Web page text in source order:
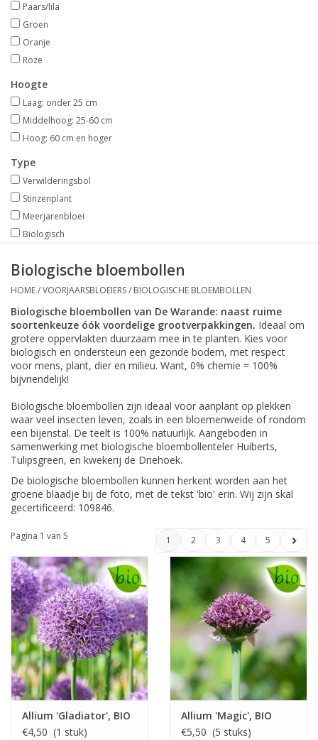
Paars/lila
Groen
Oranje
Roze
Hoogte
Laag: onder 25 cm
Middelhoog: 25-60 cm
Hoog: 60 cm en hoger
Type
Verwilderingsbol
Stinzenplant
Meerjarenbloei
Biologisch
Biologische bloembollen
HOME/VOORJAARSBLOEIERS/ BIOLOGISCHE BLOEMBOLLEN
Biologische bloembollen van De Warande: naast ruime
soortenkeuze óók voordelige grootverpakkingen. Ideaal om
grotere oppervlakten duurzaam mee in te planten. Kies voor
biologisch en ondersteun een gezonde bodem, met respect
voor mens, plant, dier en milieu. Want, 0% chemie = 100%
bijvriendelijk!
Biologische bloembollen zijn ideaal voor aanplant op plekken
waar veel insecten leven, zoals in een bloemenweide of rondom
een bijenstal. De teelt is 100% natuurlijk. Aangeboden in
samenwerking met biologische bloembollenteler Huiberts,
Tulipsgreen, en kwekerij de Driehoek.
De biologische bloembollen kunnen herkent worden aan het
groene blaadje bij de foto, met de tekst 'bio' erin. Wij zijn skal
gecertificeerd: 109846.
Pagina 1 van 5 1 2 3 4 5
Allium 'Gladiator', BIO
€4,50 (1 stuk)
Allium 'Magic', BIO
€5,50 (5 stuks)